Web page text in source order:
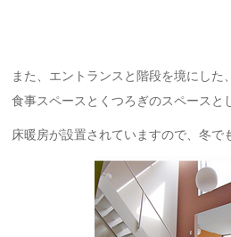
また、エントランスと階段を境にした
食事スペースとくつろぎのスペースと
床暖房が設置されていますので、冬で